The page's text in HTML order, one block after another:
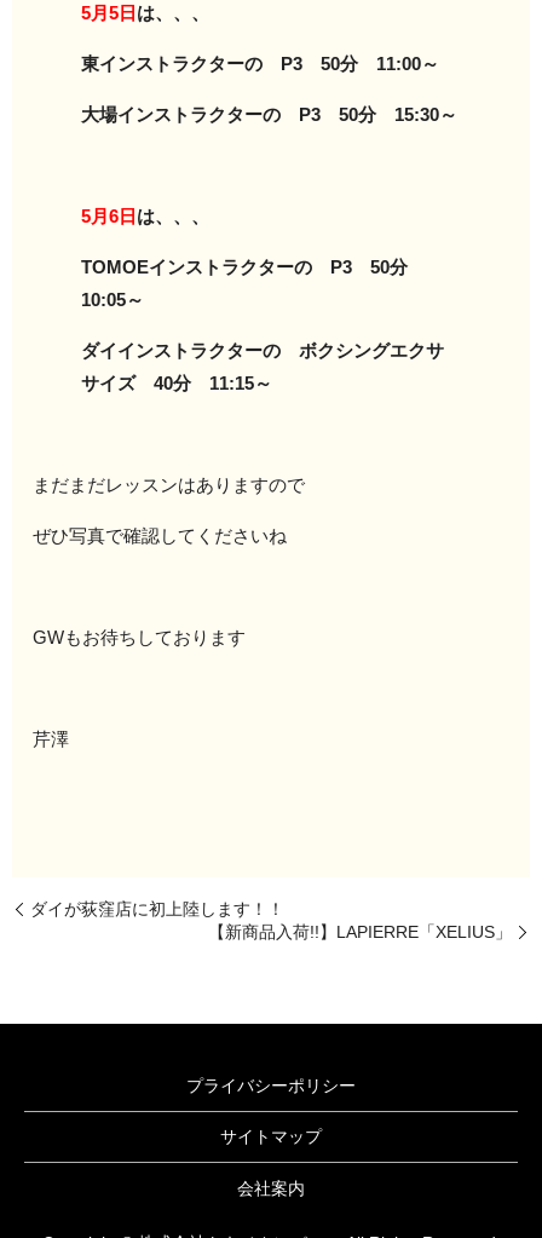
5月5日 は、、、
東インストラクターの P3 50分 11:00～
大場インストラクターの P3 50分 15:30～
5月6日 は、、、
TOMOEインストラクターの P3 50分
10:05～
ダイインストラクターの ボクシングエクサ
サイズ 40分 11:15～
まだまだレッスンはありますので
ぜひ写真で確認してくださいね
GWもお待ちしております
芹澤
ダイが荻窪店に初上陸します！！
【新商品入荷!!】LAPIERRE「XELIUS」
プライバシーポリシー
サイトマップ
会社案内